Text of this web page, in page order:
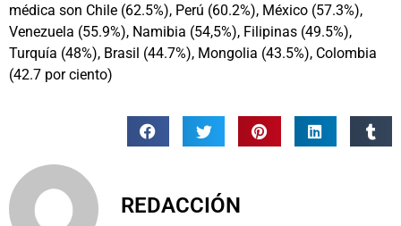
médica son Chile (62.5%), Perú (60.2%), México (57.3%),
Venezuela (55.9%), Namibia (54,5%), Filipinas (49.5%),
Turquía (48%), Brasil (44.7%), Mongolia (43.5%), Colombia
(42.7 por ciento)
REDACCIÓN